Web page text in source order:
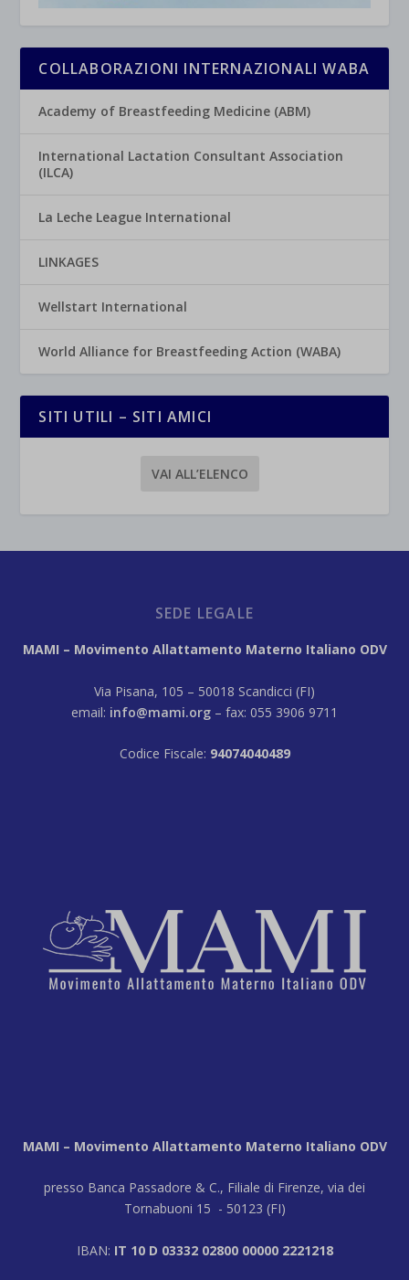
COLLABORAZIONI INTERNAZIONALI WABA
Academy of Breastfeeding Medicine (ABM)
International Lactation Consultant Association
(ILCA)
La Leche League International
LINKAGES
Wellstart International
World Alliance for Breastfeeding Action (WABA)
SITI UTILI – SITI AMICI
VAI ALL’ELENCO
SEDE LEGALE
MAMI – Movimento Allattamento Materno Italiano ODV
Via Pisana, 105 – 50018 Scandicci (FI)
email: info@mami.org – fax: 055 3906 9711
Codice Fiscale: 94074040489
MAMI – Movimento Allattamento Materno Italiano ODV
presso Banca Passadore & C., Filiale di Firenze, via dei
Tornabuoni 15 - 50123 (FI)
IBAN: IT 10 D 03332 02800 00000 2221218